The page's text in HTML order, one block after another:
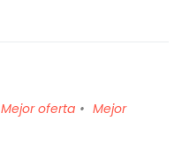
Mejor oferta
Mejor